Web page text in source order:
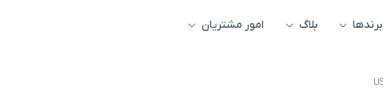
برندها بلاگ امور مشتریان